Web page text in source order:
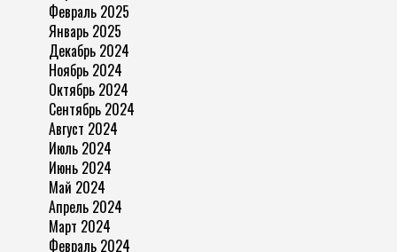
Февраль 2025
Январь 2025
Декабрь 2024
Ноябрь 2024
Октябрь 2024
Сентябрь 2024
Август 2024
Июль 2024
Июнь 2024
Май 2024
Апрель 2024
Март 2024
Февраль 2024